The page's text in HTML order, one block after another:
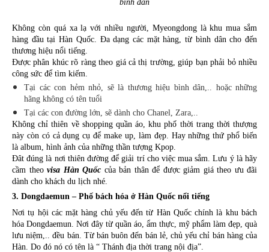
bình dân
Không còn quá xa lạ với nhiều người, Myeongdong là khu mua sắm
hàng đầu tại Hàn Quốc. Đa dạng các mặt hàng, từ bình dân cho đến
thương hiệu nổi tiếng.
Được phân khúc rõ ràng theo giá cả thị trường, giúp bạn phải bỏ nhiều
công sức để tìm kiếm.
Tại các con hẻm nhỏ, sẽ là thương hiệu bình dân,.. hoặc những
hãng không có tên tuổi
Tại các con đường lớn, sẽ dành cho Chanel, Zara,..
Không chỉ thiên về shopping quần áo, khu phố thời trang thời thượng
này còn có cả dụng cụ để make up, làm đẹp. Hay những thứ phổ biến
là album, hình ảnh của những thần tượng Kpop.
Đât đúng là nơi thiên đường để giải trí cho việc mua sắm. Lưu ý là hãy
cầm theo visa Hàn Quốc của bản thân để được giảm giá theo ưu đãi
dành cho khách du lịch nhé.
3. Dongdaemun – Phố bách hóa ở Hàn Quốc nổi tiếng
Nơi tụ hội các mặt hàng chủ yếu đến từ Hàn Quốc chính là khu bách
hóa Dongdaemun. Nơi đây từ quần áo, ẩm thực, mỹ phẩm làm đẹp, quà
lưu niệm,.. đều bán. Từ bán buôn đến bán lẻ, chủ yếu chỉ bán hàng của
Hàn. Do đó nó có tên là “ Thánh địa thời trang nội địa”.